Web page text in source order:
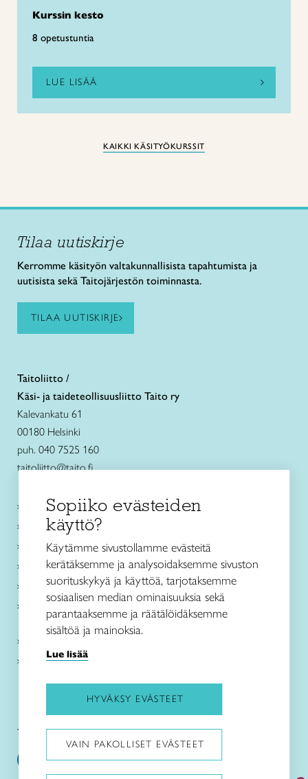
Kurssin kesto
8 opetustuntia
LUE LISÄÄ
KAIKKI KÄSITYÖKURSSIT
Tilaa uutiskirje
Kerromme käsityön valtakunnallisista tapahtumista ja
uutisista sekä Taitojärjestön toiminnasta.
TILAA UUTISKIRJE
Taitoliitto /
Käsi- ja taideteollisuusliitto Taito ry
Kalevankatu 61
00180 Helsinki
puh. 040 7525 160
taitoliitto@taito.fi
Käsityökurssit ja koulutus
Ajankohtaista
Käsityöohjeet
Me olemme Taito
Paikallinen toiminta
Verkkokaupat
Kirjaudu Arviin
Kirjaudu Taitocampukseen
Taitoliitto: Taito-lehti:
Sopiiko evästeiden
käyttö?
Käytämme sivustollamme evästeitä
kerätäksemme ja analysoidaksemme sivuston
suorituskykyä ja käyttöä, tarjotaksemme
sosiaalisen median ominaisuuksia sekä
parantaaksemme ja räätälöidäksemme
sisältöä ja mainoksia.
Lue lisää
HYVÄKSY EVÄSTEET
VAIN PAKOLLISET EVÄSTEET